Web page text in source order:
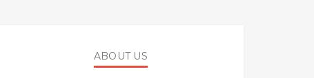
ABOUT US